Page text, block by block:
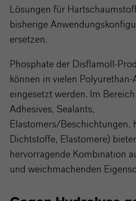
Lösungen für
bisherige
ersetzen.
Phosphate der Disflamoll-
können in vielen Polyurethan-
eingesetzt werden. Im
Adhesives, Sealants,
Elastomers/Beschichtungen,
Dichtstoffe, Elastomere)
hervorragende Kombination
und weichmachenden